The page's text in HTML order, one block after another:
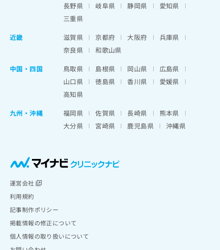
長野県
岐阜県 静岡県
愛知県
三重県
近畿
滋賀県 京都府 大阪府
兵庫県
奈良県
和歌山県
中国・四国
鳥取県 島根県 岡山県
広島県
山口県
徳島県 香川県
愛媛県
高知県
九州・沖縄
福岡県 佐賀県 長崎県
熊本県
大分県
宮崎県 鹿児島県 沖縄県
運営会社
利用規約
記事制作ポリシー
掲載情報の修正について
個人情報の取り扱いについて